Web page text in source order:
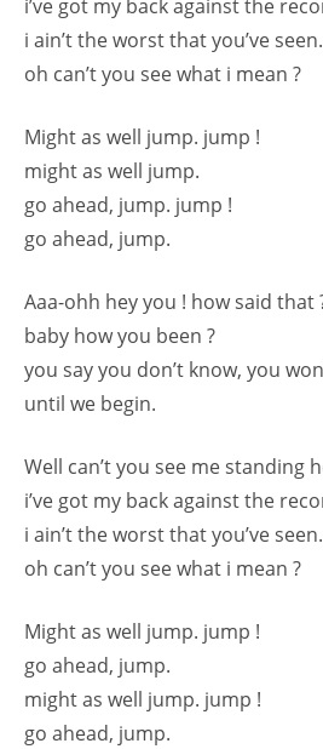
i’ve got my back against the
i ain’t the worst that you’ve seen.
oh can’t you see what i mean ?
Might as well jump. jump !
might as well jump.
go ahead, jump. jump !
go ahead, jump.
Aaa-ohh hey you ! how said that
baby how you been ?
you say you don’t know, you
until we begin.
Well can’t you see me standing
i’ve got my back against the
i ain’t the worst that you’ve seen.
oh can’t you see what i mean ?
Might as well jump. jump !
go ahead, jump.
might as well jump. jump !
go ahead, jump.